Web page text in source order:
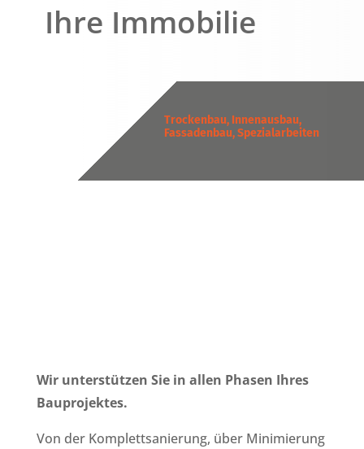
Ihre Immobilie
Trockenbau, Innenausbau,
Fassadenbau, Spezialarbeiten
Wir unterstützen Sie in allen Phasen Ihres
Bauprojektes.
Von der Komplettsanierung, über Minimierung